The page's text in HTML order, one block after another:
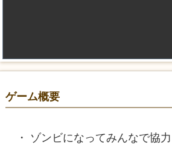
ゲーム概要
ゾンビになってみんなで協